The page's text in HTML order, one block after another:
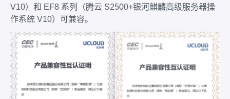
V10）和 EF8 系列（腾云 S2500+银河麒麟高级服务器操
作系统 V10）可兼容。